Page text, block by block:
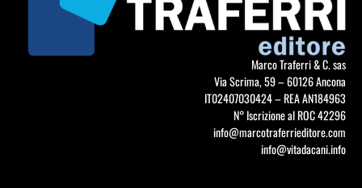
Marco Traferri & C. sas
Via Scrima, 59 – 60126 Ancona
IT02407030424 – REA AN184963
N° Iscrizione al ROC 42296
info@marcotraferrieditore.com
info@vitadacani.info